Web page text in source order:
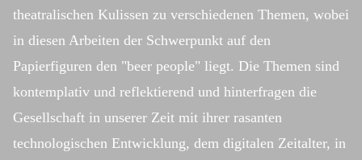
theatralischen Kulissen zu verschiedenen Themen, wobei
in diesen Arbeiten der Schwerpunkt auf den
Papierfiguren den "beer people" liegt. Die Themen sind
kontemplativ und reflektierend und hinterfragen die
Gesellschaft in unserer Zeit mit ihrer rasanten
technologischen Entwicklung, dem digitalen Zeitalter, in